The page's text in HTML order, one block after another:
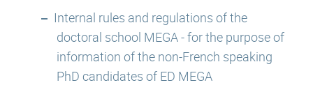
Internal rules and regulations of the
doctoral school MEGA - for the purpose of
information of the non-French speaking
PhD candidates of ED MEGA